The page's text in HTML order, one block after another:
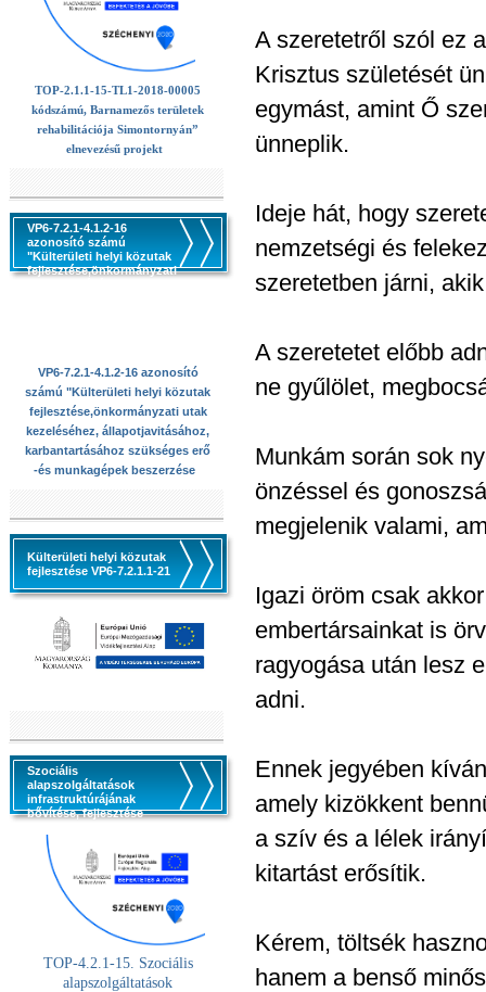
TOP-2.1.1-15-TL1-2018-00005
kódszámú, Barnamezős területek
rehabilitációja Simontornyán”
elnevezésű projekt
VP6-7.2.1-4.1.2-16
azonosító számú
"Külterületi helyi közutak
fejlesztése,önkormányzati
VP6-7.2.1-4.1.2-16 azonosító
számú "Külterületi helyi közutak
fejlesztése,önkormányzati utak
kezeléséhez, állapotjavitásához,
karbantartásához szükséges erő
-és munkagépek beszerzése
Külterületi helyi közutak
fejlesztése VP6-7.2.1.1-21
Szociális
alapszolgáltatások
infrastruktúrájának
bővítése, fejlesztése
TOP-4.2.1-15. Szociális
alapszolgáltatások
A szeretetről szól ez
Krisztus születését
egymást, amint Ő
ünneplik.
Ideje hát, hogy
nemzetségi és
szeretetben járni,
A szeretetet előbb
ne gyűlölet,
Munkám során sok
önzéssel és
megjelenik valami,
Igazi öröm csak
embertársainkat is
ragyogása után lesz
adni.
Ennek jegyében
amely kizökkent
a szív és a lélek
kitartást erősítik.
Kérem, töltsék
hanem a benső